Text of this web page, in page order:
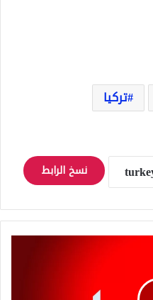
تركيا
نسخ الرابط